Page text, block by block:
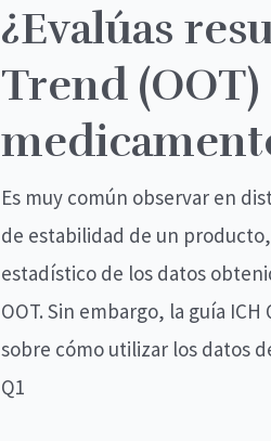
¿Evalúas
Trend
Es muy común observar en
de estabilidad de un
estadístico de los datos
OOT. Sin embargo, la guía
sobre cómo utilizar los datos
Q1